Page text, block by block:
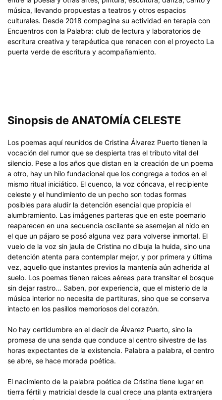
música, llevando propuestas a teatros y otros espacios
culturales. Desde 2018 compagina su actividad en terapia con
Encuentros con la Palabra: club de lectura y laboratorios de
escritura creativa y terapéutica que renacen con el proyecto La
puerta verde de escritura y acompañamiento.
Sinopsis de ANATOMÍA CELESTE
Los poemas aquí reunidos de Cristina Álvarez Puerto tienen la
vocación del rumor que se despierta tras el tributo vital del
silencio. Pese a los años que distan en la creación de un poema
a otro, hay un hilo fundacional que los congrega a todos en el
mismo ritual iniciático. El cuenco, la voz cóncava, el recipiente
celeste y el hundimiento de un pecho son todas formas
posibles para aludir la detención esencial que propicia el
alumbramiento. Las imágenes parteras que en este poemario
reaparecen en una secuencia oscilante se asemejan al nido en
el que un pájaro se posó alguna vez para volverse inmortal. El
vuelo de la voz sin jaula de Cristina no dibuja la huida, sino una
detención atenta para contemplar mejor, y por primera y última
vez, aquello que instantes previos la mantenía aún adherida al
suelo. Los poemas tienen raíces aéreas para transitar el bosque
sin dejar rastro… Saben, por experiencia, que el misterio de la
música interior no necesita de partituras, sino que se conserva
intacto en los pasillos memoriosos del corazón.
No hay certidumbre en el decir de Álvarez Puerto, sino la
promesa de una senda que conduce al centro silvestre de las
horas expectantes de la existencia. Palabra a palabra, el centro
se abre, se hace morada poética.
El nacimiento de la palabra poética de Cristina tiene lugar en
tierra fértil y matricial desde la cual crece una planta extranjera